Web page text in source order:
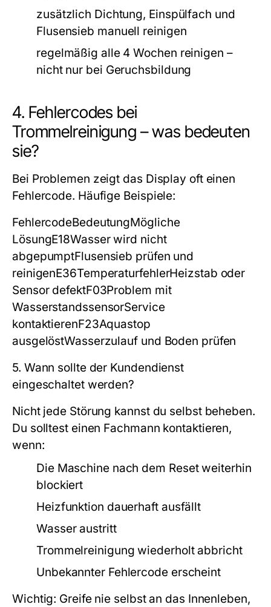
zusätzlich Dichtung, Einspülfach und
Flusensieb manuell reinigen
regelmäßig alle 4 Wochen reinigen –
nicht nur bei Geruchsbildung
4. Fehlercodes bei
Trommelreinigung – was bedeuten
sie?
Bei Problemen zeigt das Display oft einen
Fehlercode. Häufige Beispiele:
FehlercodeBedeutungMögliche
LösungE18Wasser wird nicht
abgepumptFlusensieb prüfen und
reinigenE36TemperaturfehlerHeizstab oder
Sensor defektF03Problem mit
WasserstandssensorService
kontaktierenF23Aquastop
ausgelöstWasserzulauf und Boden prüfen
5. Wann sollte der Kundendienst
eingeschaltet werden?
Nicht jede Störung kannst du selbst beheben.
Du solltest einen Fachmann kontaktieren,
wenn:
Die Maschine nach dem Reset weiterhin
blockiert
Heizfunktion dauerhaft ausfällt
Wasser austritt
Trommelreinigung wiederholt abbricht
Unbekannter Fehlercode erscheint
Wichtig: Greife nie selbst an das Innenleben,